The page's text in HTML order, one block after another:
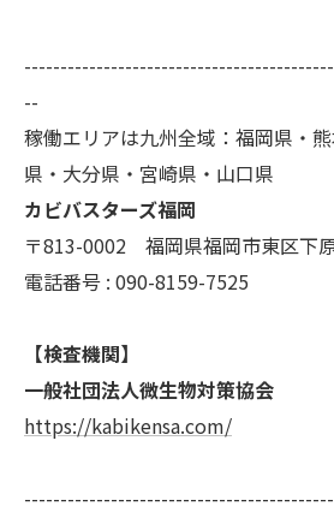
--
稼働エリアは九州全域：福岡県・
県・大分県・宮崎県・山口県
カビバスターズ福岡
〒813-0002 福岡県福岡市東区下
電話番号 : 090-8159-7525
【検査機関】
一般社団法人微生物対策協会
https://kabikensa.com/